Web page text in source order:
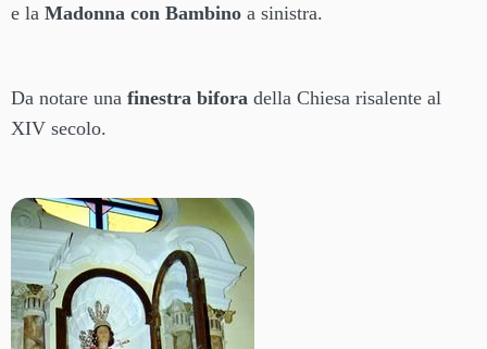
e la Madonna con Bambino a sinistra.
Da notare una finestra bifora della Chiesa risalente al
XIV secolo.